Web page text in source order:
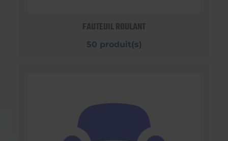
FAUTEUIL ROULANT
50 produit(s)